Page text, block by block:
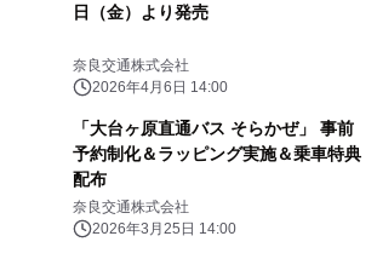
日（金）より発売
奈良交通株式会社
2026年4月6日 14:00
「大台ヶ原直通バス そらかぜ」 事前
予約制化＆ラッピング実施＆乗車特典
配布
奈良交通株式会社
2026年3月25日 14:00